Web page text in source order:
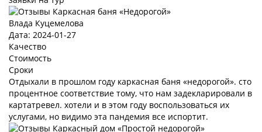
Влада Куцемелова
Дата: 2024-01-27
Качество
Стоимость
Сроки
Отдыхали в прошлом году каркасная баня «недорогой». сто
процентное соответствие тому, что нам задекларировали в
картатревел. хотели и в этом году воспользоваться их
услугами, но видимо эта пандемия все испортит.